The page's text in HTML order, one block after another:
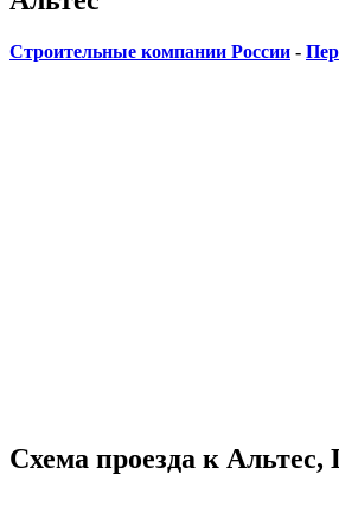
Строительные компании России -
Схема проезда к Альтес,